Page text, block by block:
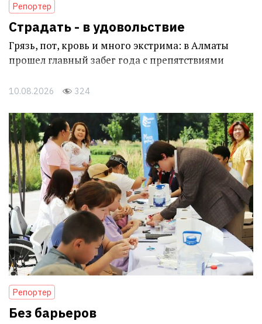
Репортер
Страдать - в удовольствие
Грязь, пот, кровь и много экстрима: в Алматы
прошел главный забег года с препятствиями
10.08.2026 324
Репортер
Без барьеров